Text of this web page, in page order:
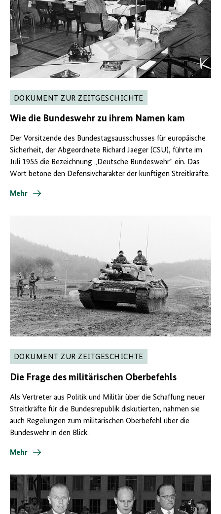
DOKUMENT ZUR ZEITGESCHICHTE
Wie die Bundeswehr zu ihrem Namen kam
Der Vorsitzende des Bundestagsausschusses für europäische
Sicherheit, der Abgeordnete Richard Jaeger (CSU), führte im
Juli 1955 die Bezeichnung „Deutsche Bundeswehr“ ein. Das
Wort betone den Defensivcharakter der künftigen Streitkräfte.
Mehr
DOKUMENT ZUR ZEITGESCHICHTE
Die Frage des militärischen Oberbefehls
Als Vertreter aus Politik und Militär über die Schaffung neuer
Streitkräfte für die Bundesrepublik diskutierten, nahmen sie
auch Regelungen zum militärischen Oberbefehl über die
Bundeswehr in den Blick.
Mehr